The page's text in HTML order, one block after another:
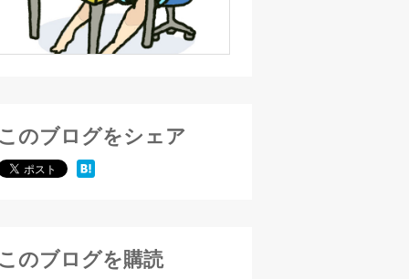
のブログをシェア
のブログを購読